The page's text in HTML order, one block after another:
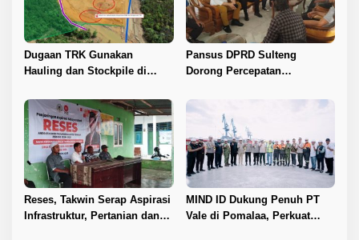
Dugaan TRK Gunakan
Hauling dan Stockpile di
Antam Buka Peta IUP
Pansus DPRD Sulteng
Dorong Percepatan
Sawit di Toli-Toli
Reses, Takwin Serap Aspirasi
Infrastruktur, Pertanian dan
MIND ID Dukung Penuh PT
Vale di Pomalaa, Perkuat